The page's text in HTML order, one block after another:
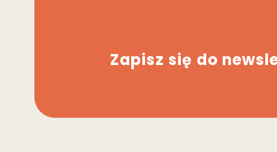
Zapisz się do